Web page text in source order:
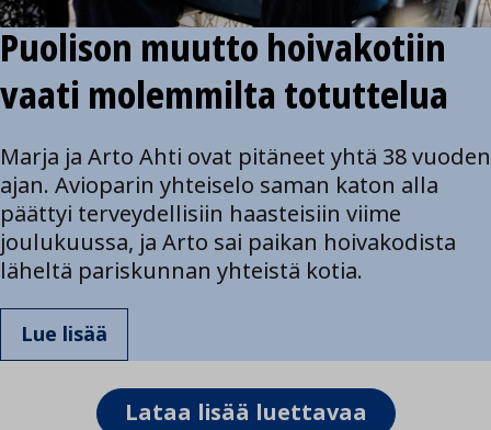
Puolison muutto hoivakotiin
vaati molemmilta totuttelua
Marja ja Arto Ahti ovat pitäneet yhtä 38 vuoden
ajan. Avioparin yhteiselo saman katon alla
päättyi terveydellisiin haasteisiin viime
joulukuussa, ja Arto sai paikan hoivakodista
läheltä pariskunnan yhteistä kotia.
Lue lisää
Lataa lisää luettavaa